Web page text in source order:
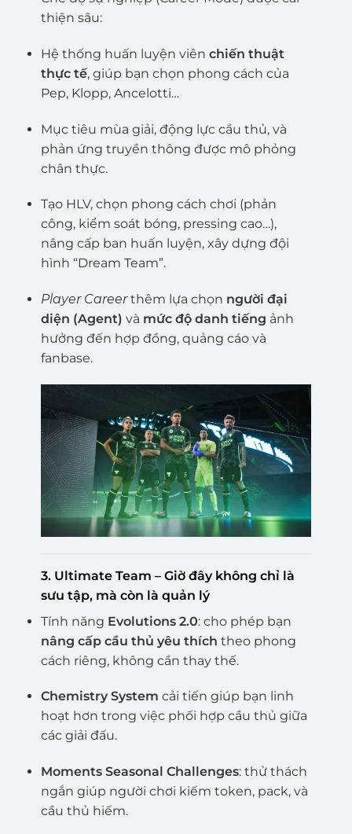
thiện sâu:
Hệ thống huấn luyện viên chiến thuật
thực tế, giúp bạn chọn phong cách của
Pep, Klopp, Ancelotti…
Mục tiêu mùa giải, động lực cầu thủ, và
phản ứng truyền thông được mô phỏng
chân thực.
Tạo HLV, chọn phong cách chơi (phản
công, kiểm soát bóng, pressing cao…),
nâng cấp ban huấn luyện, xây dựng đội
hình “Dream Team”.
Player Careerthêm lựa chọn người đại
diện (Agent) và mức độ danh tiếng ảnh
hưởng đến hợp đồng, quảng cáo và
fanbase.
3. Ultimate Team – Giờ đây không chỉ là
sưu tập, mà còn là quản lý
Tính năng Evolutions 2.0: cho phép bạn
nâng cấp cầu thủ yêu thích theo phong
cách riêng, không cần thay thế.
Chemistry System cải tiến giúp bạn linh
hoạt hơn trong việc phối hợp cầu thủ giữa
các giải đấu.
Moments Seasonal Challenges: thử thách
ngắn giúp người chơi kiếm token, pack, và
cầu thủ hiếm.